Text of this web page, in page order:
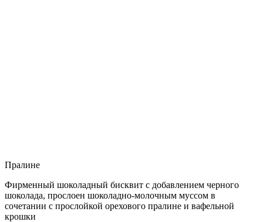
Пралине
Фирменный шоколадный бисквит с добавлением черного
шоколада, прослоен шоколадно-молочным муссом в
сочетании с прослойкой орехового пралине и вафельной
крошки